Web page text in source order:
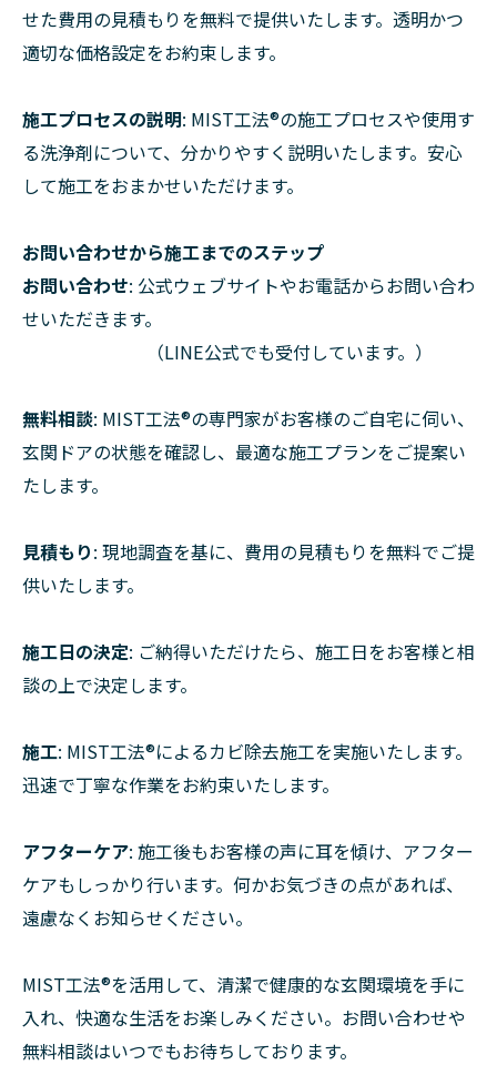
せた費用の見積もりを無料で提供いたします。透明かつ
適切な価格設定をお約束します。
施工プロセスの説明: MIST工法®の施工プロセスや使用す
る洗浄剤について、分かりやすく説明いたします。安心
して施工をおまかせいただけます。
お問い合わせから施工までのステップ
お問い合わせ: 公式ウェブサイトやお電話からお問い合わ
せいただきます。
（LINE公式でも受付しています。）
無料相談: MIST工法®の専門家がお客様のご自宅に伺い、
玄関ドアの状態を確認し、最適な施工プランをご提案い
たします。
見積もり: 現地調査を基に、費用の見積もりを無料でご提
供いたします。
施工日の決定: ご納得いただけたら、施工日をお客様と相
談の上で決定します。
施工: MIST工法®によるカビ除去施工を実施いたします。
迅速で丁寧な作業をお約束いたします。
アフターケア: 施工後もお客様の声に耳を傾け、アフター
ケアもしっかり行います。何かお気づきの点があれば、
遠慮なくお知らせください。
MIST工法®を活用して、清潔で健康的な玄関環境を手に
入れ、快適な生活をお楽しみください。お問い合わせや
無料相談はいつでもお待ちしております。